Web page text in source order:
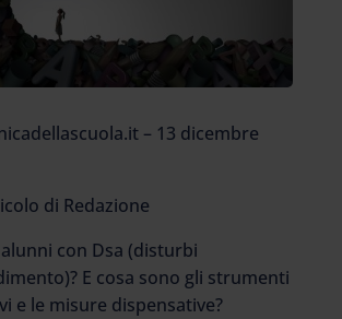
– 13 dicembre
di Redazione
con Dsa (disturbi
E cosa sono gli strumenti
e le misure dispensative?